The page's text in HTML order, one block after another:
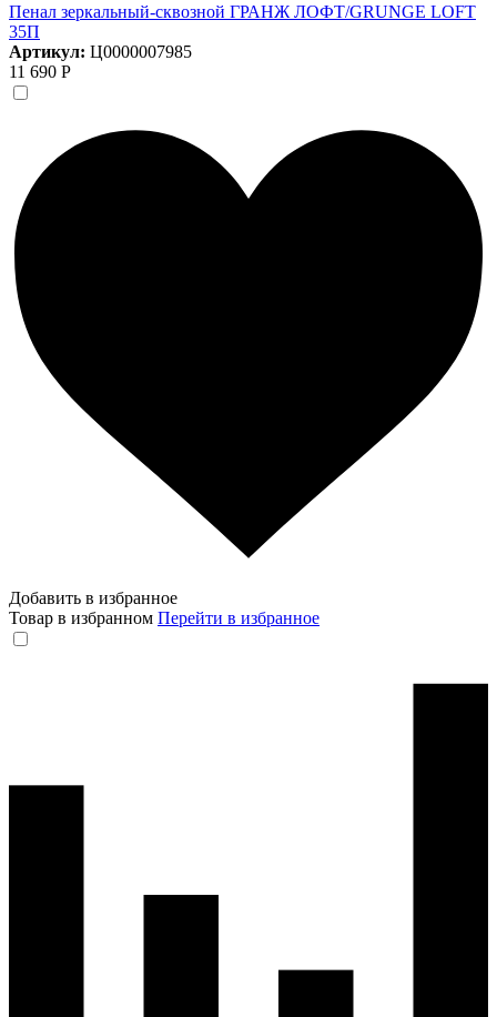
Пенал зеркальный-сквозной ГРАНЖ ЛОФТ/GRUNGE LOFT
35П
Артикул: Ц0000007985
11 690 Р
Добавить в избранное
Товар в избранном Перейти в избранное